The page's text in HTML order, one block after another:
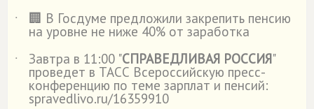
˙
🏢 В Госдуме предложили закрепить пенсию
на уровне не ниже 40% от заработка
˙
Завтра в 11:00 "СПРАВЕДЛИВАЯ РОССИЯ"
проведет в ТАСС Всероссийскую пресс-
конференцию по теме зарплат и пенсий:
spravedlivo.ru/16359910